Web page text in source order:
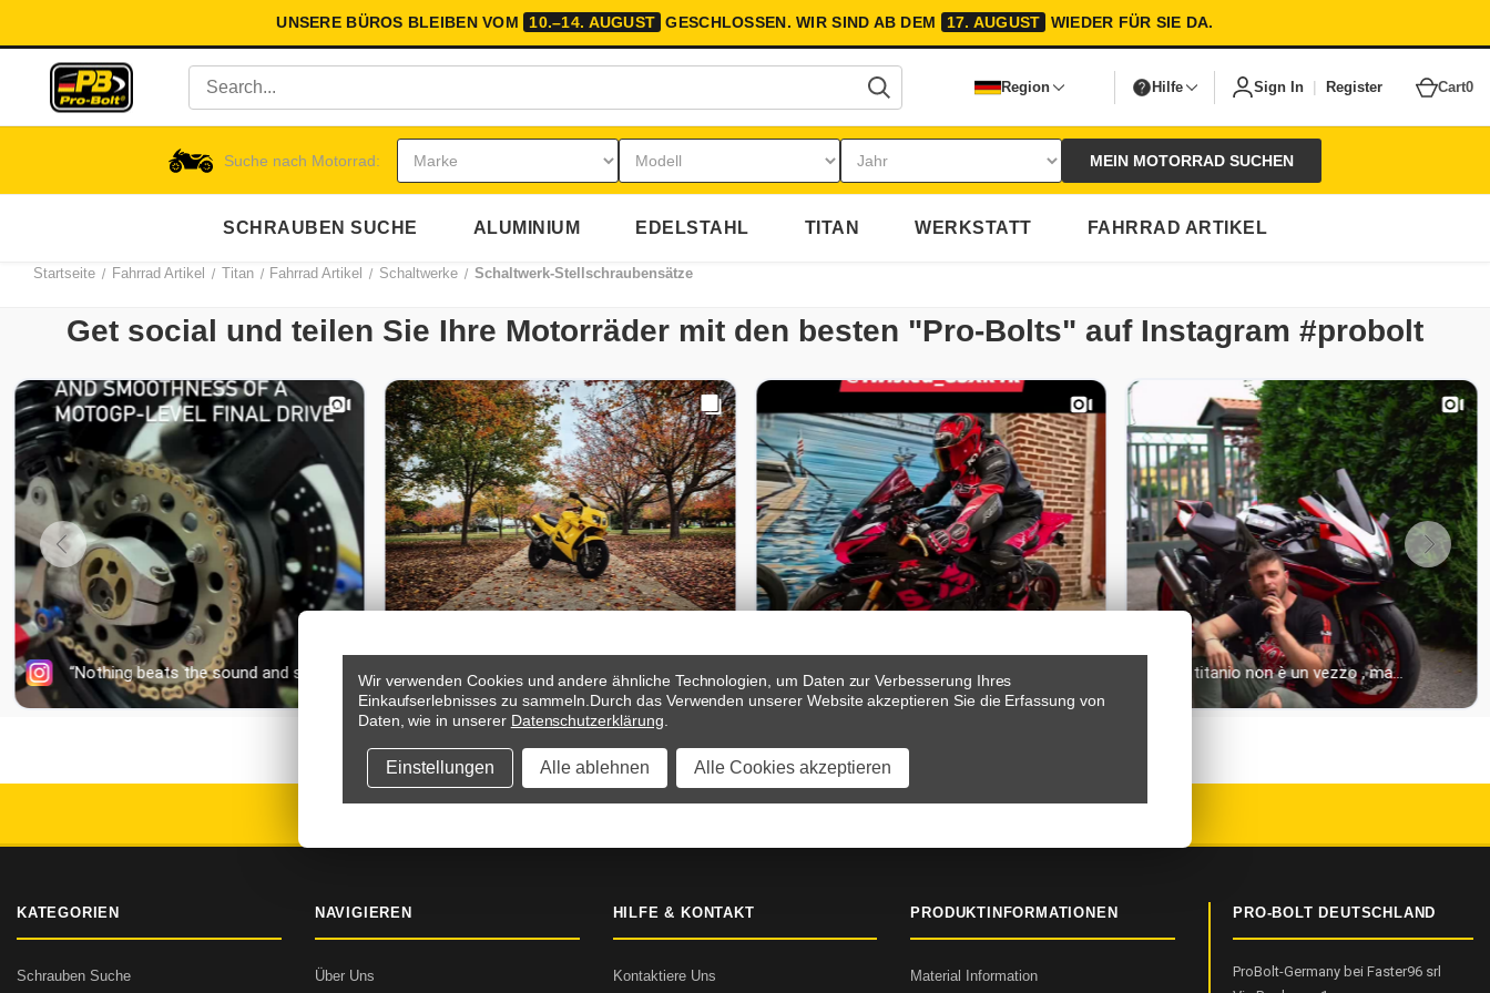
UNSERE BÜROS BLEIBEN VOM 10.–14. AUGUST GESCHLOSSEN. WIR SIND AB DEM 17. AUGUST WIEDER FÜR SIE DA.
Region Hilfe Sign In | Register Cart0
Suche nach Motorrad: MEIN MOTORRAD SUCHEN
SCHRAUBEN SUCHE ALUMINIUM EDELSTAHL TITAN WERKSTATT FAHRRAD ARTIKEL
Startseite Fahrrad Artikel Titan Fahrrad Artikel Schaltwerke Schaltwerk-Stellschraubensätze
Get social und teilen Sie Ihre Motorräder mit den besten "Pro-Bolts" auf Instagram #probolt
KATEGORIEN
Schrauben Suche
NAVIGIEREN
Über Uns
HILFE & KONTAKT
Kontaktiere Uns
PRODUKTINFORMATIONEN
Material Information
PRO-BOLT DEUTSCHLAND
ProBolt-Germany bei Faster96 srl
Wir verwenden Cookies und andere ähnliche Technologien, um Daten zur Verbesserung Ihres
Einkaufserlebnisses zu sammeln. Durch das Verwenden unserer Website akzeptieren Sie die Erfassung von
Daten, wie in unserer Datenschutzerklärung
Einstellungen Alle ablehnen Alle Cookies akzeptieren